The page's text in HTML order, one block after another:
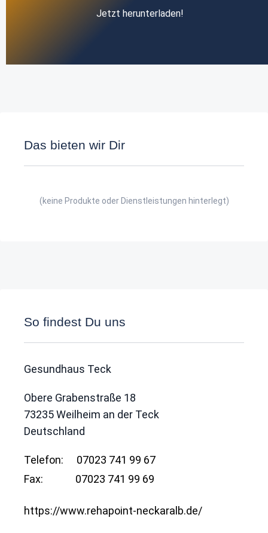
Jetzt herunterladen!
Das bieten wir Dir
(keine Produkte oder Dienstleistungen hinterlegt)
So findest Du uns
Gesundhaus Teck
Obere Grabenstraße 18
73235Weilheim an der Teck
Deutschland
Telefon:
07023 741 99 67
Fax:
07023 741 99 69
https://www.rehapoint-neckaralb.de/